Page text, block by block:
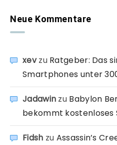
Neue Kommentare
xevzu Ratgeber: Das
Smartphones unter
Jadawin zu Babylon
bekommt kostenloses
Fidsh zu Assassin’s